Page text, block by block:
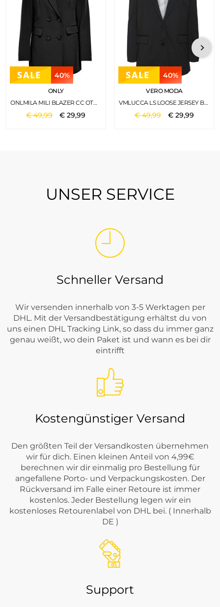
40%
ONLY
ONLMILA MILI BLAZER CC OTW BLACK
€49,99 €29,99
40%
VERO MODA
VMLUCCA LS LOOSE JERSEY BLAZER NOOS BLACK
€49,99 € 29,99
UNSER SERVICE
Schneller Versand
Wir versenden innerhalb von 3-5 Werktagen per
DHL. Mit der Versandbestätigung erhältst du von
uns einen DHL Tracking Link, so dass du immer ganz
genau weißt, wo dein Paket ist und wann es bei dir
eintrifft
Kostengünstiger Versand
Den größten Teil der Versandkosten übernehmen
wir für dich. Einen kleinen Anteil von 4,99€
berechnen wir dir einmalig pro Bestellung für
angefallene Porto- und Verpackungskosten. Der
Rückversand im Falle einer Retoure ist immer
kostenlos. Jeder Bestellung legen wir ein
kostenloses Retourenlabel von DHL bei. ( Innerhalb
DE )
Support